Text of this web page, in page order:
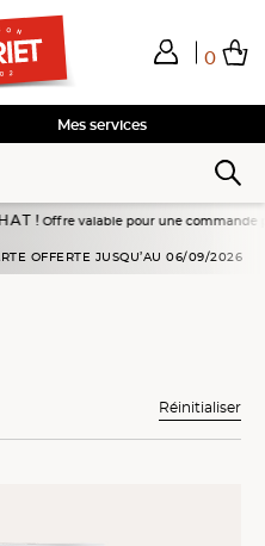
0
panier
panier
panier
panier
Mes services
valable pour une commande passée en
OFFERTE JUSQU’AU 06/09/2026
Réinitialiser